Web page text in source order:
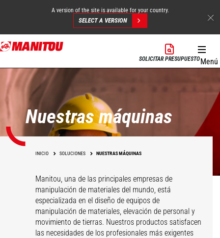
Pasar
al
principal
A version of the site is available for your country.
SELECT A VERSION
SOLICITAR PRESUPUESTOMenú
Nuestras máquinas
INICIO SOLUCIONES NUESTRAS MÁQUINAS
Manitou, una de las principales empresas de
manipulación de materiales del mundo, está
especializada en el diseño de equipos de
manipulación de materiales, elevación de personal y
movimiento de tierras. Nuestros productos satisfacen
las necesidades de los profesionales más exigentes